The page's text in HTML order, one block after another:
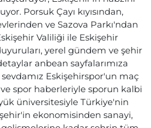
Porsuk Çayı kıyısından,
ve Sazova Parkı'ndan
Valiliği ile Eskişehir
yerel gündem ve şehir
anbean sayfalarımıza
sevdamız Eskişehirspor'un maç
spor haberleriyle sporun kalbi
üniversitesiyle Türkiye'nin
ekonomisinden sanayi,